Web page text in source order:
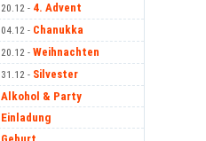
20.12 - 4. Advent
04.12 - Chanukka
20.12 - Weihnachten
31.12 - Silvester
Alkohol & Party
Einladung